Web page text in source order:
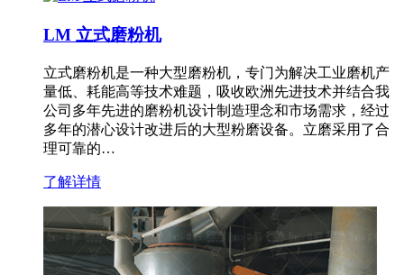
LM 立式磨粉机
立式磨粉机是一种大型磨粉机，专门为解决工业磨机产
量低、耗能高等技术难题，吸收欧洲先进技术并结合我
公司多年先进的磨粉机设计制造理念和市场需求，经过
多年的潜心设计改进后的大型粉磨设备。立磨采用了合
理可靠的…
了解详情